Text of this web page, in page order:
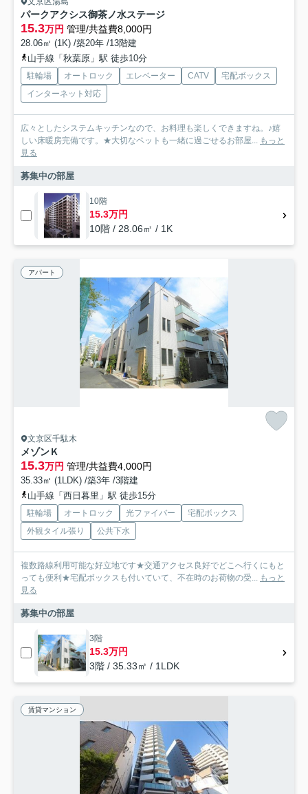
パークアクシス御茶ノ水ステージ
15.3万円 管理/共益費8,000円
28.06㎡ (1K) /築20年 /13階建
山手線「秋葉原」駅 徒歩10分
駐輪場 オートロック エレベーター CATV
宅配ボックス
インターネット対応
広々としたシステムキッチンなので、お料理も楽しくできますね。♪嬉
しい床暖房完備です。★大切なペットも一緒に過ごせるお部屋... もっと
見る
募集中の部屋
10階
15.3万円
10階 / 28.06㎡ / 1K
アパート
文京区千駄木
メゾンＫ
15.3万円 管理/共益費4,000円
35.33㎡ (1LDK) /築3年 /3階建
山手線「西日暮里」駅 徒歩15分
駐輪場 オートロック 光ファイバー
宅配ボックス
外観タイル張り
公共下水
複数路線利用可能な好立地です★交通アクセス良好でどこへ行くにもと
っても便利★宅配ボックスも付いていて、不在時のお荷物の受... もっと
見る
募集中の部屋
3階
15.3万円
3階 / 35.33㎡ / 1LDK
賃貸マンション